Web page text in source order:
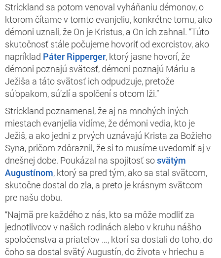
Strickland sa potom venoval vyháňaniu démonov, o
ktorom čítame v tomto evanjeliu, konkrétne tomu, ako
démoni uznali, že On je Kristus, a On ich zahnal. “Túto
skutočnosť stále počujeme hovoriť od exorcistov, ako
napríklad Páter Ripperger, ktorý jasne hovorí, že
démoni poznajú svätosť, démoni poznajú Máriu a
Ježiša a táto svätosť ich odpudzuje, pretože
sú’opakom, sú’zlí a spolčení s otcom lži.”
Strickland poznamenal, že aj na mnohých iných
miestach evanjelia vidíme, že démoni vedia, kto je
Ježiš, a ako jedni z prvých uznávajú Krista za Božieho
Syna, pričom zdôraznil, že si to musíme uvedomiť aj v
dnešnej dobe. Poukázal na spojitosť sosvätým
Augustínom, ktorý sa pred tým, ako sa stal svätcom,
skutočne dostal do zla, a preto je krásnym svätcom
pre našu dobu.
“Najmä pre každého z nás, kto sa môže modliť za
jednotlivcov v našich rodinách alebo v kruhu nášho
spoločenstva a priateľov …, ktorí sa dostali do toho, do
čoho sa dostal svätý Augustín, do života v hriechu a